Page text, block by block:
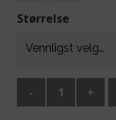
Størrelse
- +